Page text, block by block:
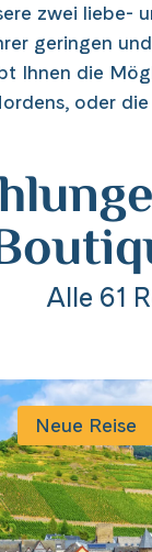
zwei
geringen
Ihnen die
oder
Alle 61
Neue Reise